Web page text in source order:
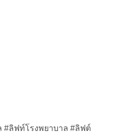
#ลิฟท์โรงพยาบาล #ลิฟต์